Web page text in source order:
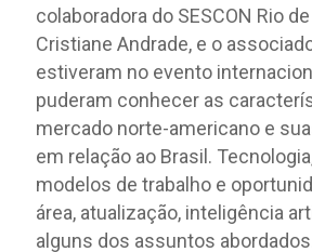
colaboradora do SESCON Rio
Cristiane Andrade, e o
estiveram no evento
puderam conhecer as
mercado norte-americano e
em relação ao Brasil.
modelos de trabalho e
área, atualização, inteligência
alguns dos assuntos